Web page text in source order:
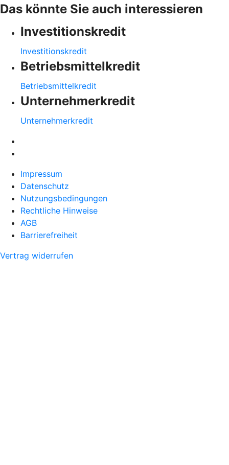
Das könnte Sie auch interessieren
Investitionskredit
Investitionskredit
Betriebsmittelkredit
Betriebsmittelkredit
Unternehmerkredit
Unternehmerkredit
Impressum
Datenschutz
Nutzungsbedingungen
Rechtliche Hinweise
AGB
Barrierefreiheit
Vertrag widerrufen